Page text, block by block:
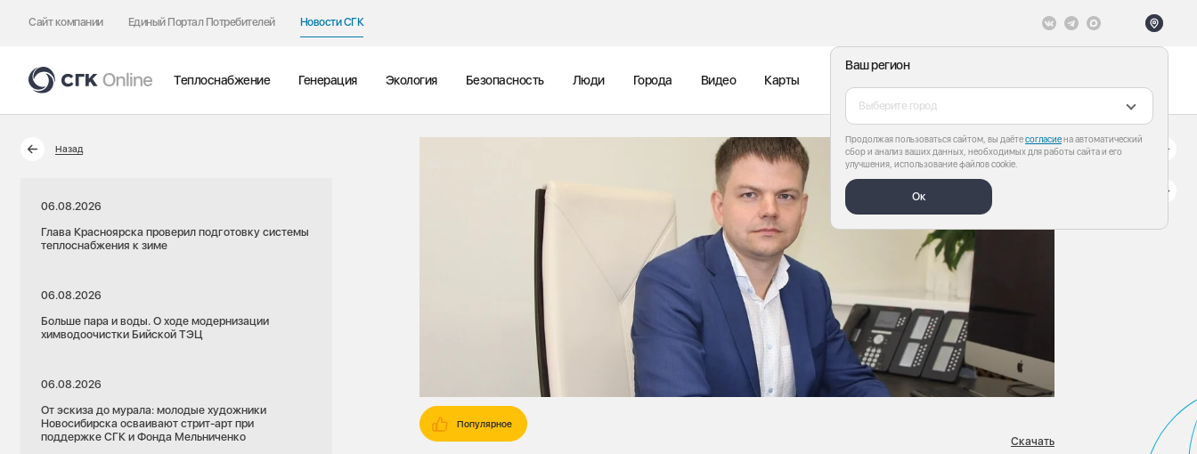
Сайт компании Единый Портал Потребителей Новости СГК
Ваш регион
Выберите город
Продолжая пользоваться сайтом, вы даётесогласиена автоматический
сбор и анализ ваших данных, необходимых для работы сайта и его
улучшения, использование файлов cookie.
Ок
Теплоснабжение Генерация Экология Безопасность Люди Города Видео Карты
Назад
06.08.2026
Глава Красноярска проверил подготовку системы
теплоснабжения к зиме
06.08.2026
Больше пара и воды. О ходе модернизации
химводоочистки Бийской ТЭЦ
06.08.2026
От эскиза до мурала: молодые художники
Новосибирска осваивают стрит-арт при
поддержке СГК и Фонда Мельниченко
Популярное
Скачать